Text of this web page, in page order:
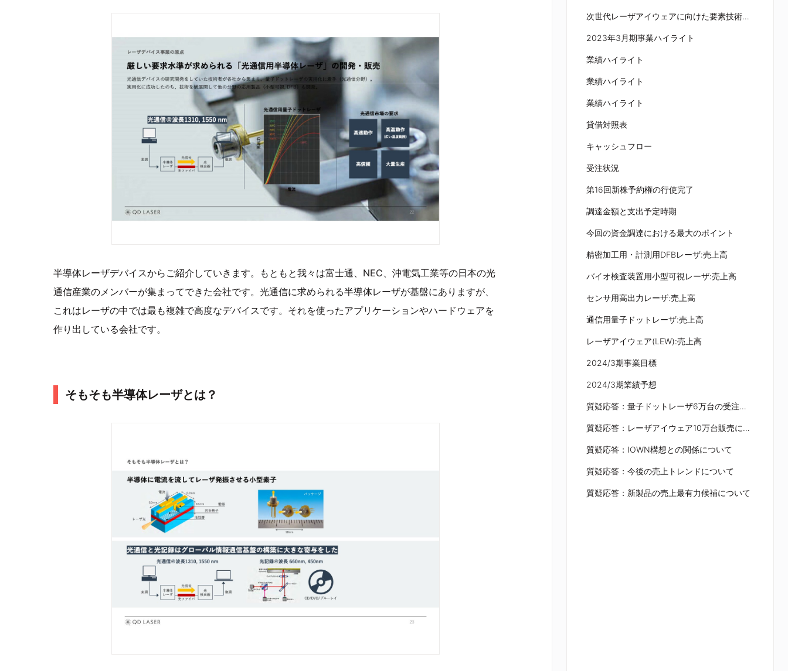
半導体レーザデバイスからご紹介していきます。もともと我々は富士通、NEC、沖電気工業等の日本の光
通信産業のメンバーが集まってできた会社です。光通信に求められる半導体レーザが基盤にありますが、
これはレーザの中では最も複雑で高度なデバイスです。それを使ったアプリケーションやハードウェアを
作り出している会社です。
そもそも半導体レーザとは？
次世代レーザアイウェアに向けた要素技術開発
2023年3月期事業ハイライト
業績ハイライト
業績ハイライト
業績ハイライト
貸借対照表
キャッシュフロー
受注状況
第16回新株予約権の行使完了
調達金額と支出予定時期
今回の資金調達における最大のポイント
精密加工用・計測用DFBレーザ:売上高
バイオ検査装置用小型可視レーザ:売上高
センサ用高出力レーザ:売上高
通信用量子ドットレーザ:売上高
レーザアイウェア(LEW):売上高
2024/3期事業目標
2024/3期業績予想
質疑応答：量子ドットレーザ6万台の受注と今後の見通しについて
質疑応答：レーザアイウェア10万台販売に向けた進捗について
質疑応答：IOWN構想との関係について
質疑応答：今後の売上トレンドについて
質疑応答：新製品の売上最有力候補について